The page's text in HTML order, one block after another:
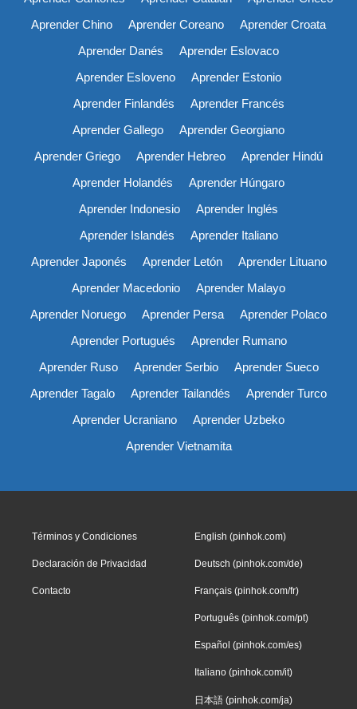
Aprender Chino
Aprender Coreano
Aprender Croata
Aprender Danés
Aprender Eslovaco
Aprender Esloveno
Aprender Estonio
Aprender Finlandés
Aprender Francés
Aprender Gallego
Aprender Georgiano
Aprender Griego
Aprender Hebreo
Aprender Hindú
Aprender Holandés
Aprender Húngaro
Aprender Indonesio
Aprender Inglés
Aprender Islandés
Aprender Italiano
Aprender Japonés
Aprender Letón
Aprender Lituano
Aprender Macedonio
Aprender Malayo
Aprender Noruego
Aprender Persa
Aprender Polaco
Aprender Portugués
Aprender Rumano
Aprender Ruso
Aprender Serbio
Aprender Sueco
Aprender Tagalo
Aprender Tailandés
Aprender Turco
Aprender Ucraniano
Aprender Uzbeko
Aprender Vietnamita
Términos y Condiciones
Declaración de Privacidad
Contacto
English (pinhok.com)
Deutsch (pinhok.com/de)
Français (pinhok.com/fr)
Português (pinhok.com/pt)
Español (pinhok.com/es)
Italiano (pinhok.com/it)
日本語 (pinhok.com/ja)